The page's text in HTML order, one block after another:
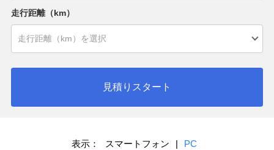
走行距離（km）
見積りスタート
表示： スマートフォン | PC